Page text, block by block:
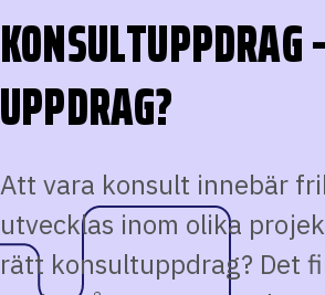
UPPDRAG?
Att vara konsult innebär
utvecklas inom olika
rätt konsultuppdrag? Det